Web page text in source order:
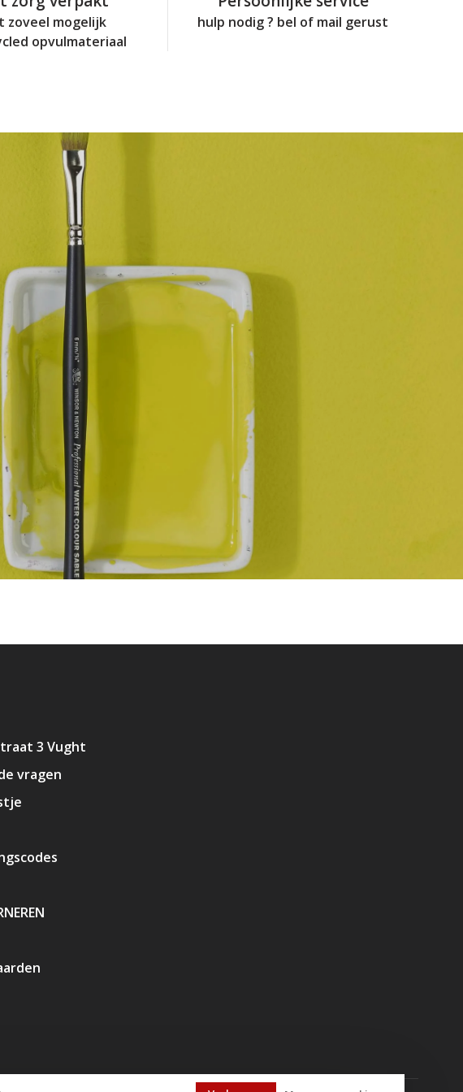
zoveel mogelijk
opvulmateriaal
hulp nodig ? bel of mail gerust
3 Vught
vragen